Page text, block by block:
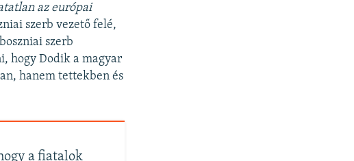
az európai
szerb vezető felé,
szerb
hogy Dodik a magyar
hanem tettekben és
a fiatalok